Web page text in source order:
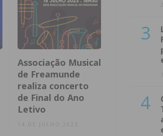
Associação Musical
de Freamunde
realiza concerto
de Final do Ano
Letivo
14 DE JULHO 2023
3
4